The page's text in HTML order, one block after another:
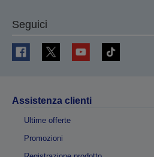
Seguici
Assistenza clienti
Ultime offerte
Promozioni